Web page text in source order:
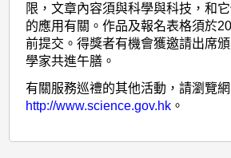
限，文章內容須與科學與科技，和
的應用有關。作品及報名表格須於
前提交。得獎者有機會獲邀請出席
學家共進午膳。
有關服務巡禮的其他活動，請瀏覽網
http://www.science.gov.hk 。